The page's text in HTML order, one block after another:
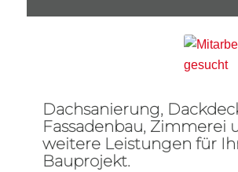
Dachsanierung,
Fassadenbau, Zimmerei
weitere Leistungen für
Bauprojekt.